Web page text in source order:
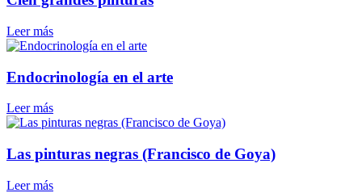
Leer más
Endocrinología en el arte
Leer más
Las pinturas negras (Francisco de Goya)
Leer más